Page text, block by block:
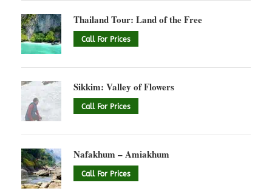
Thailand Tour: Land of the Free
Call For Prices
Sikkim: Valley of Flowers
Call For Prices
Nafakhum – Amiakhum
Call For Prices